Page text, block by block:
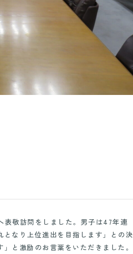
表敬訪問をしました。男子は47年連
なり上位進出を目指します」との決
と激励のお言葉をいただきました。